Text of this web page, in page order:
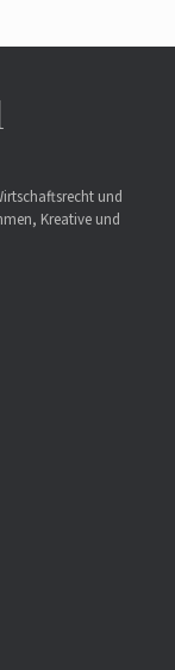
und
Kreative und